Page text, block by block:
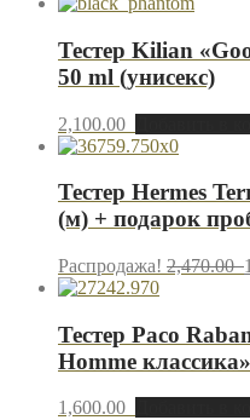
Тестер Kilian
50 ml (унисекс)
2,100.00
Тестер Hermes
(м) + подарок
Распродажа! 2,470.00
Тестер Paco
Homme
1,600.00